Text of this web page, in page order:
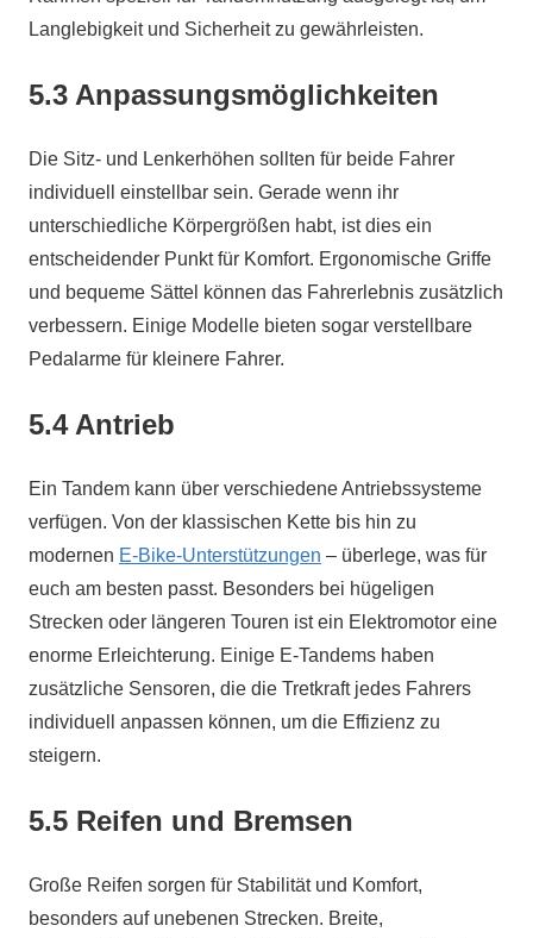
Langlebigkeit und Sicherheit zu gewährleisten.
5.3 Anpassungsmöglichkeiten
Die Sitz- und Lenkerhöhen sollten für beide Fahrer
individuell einstellbar sein. Gerade wenn ihr
unterschiedliche Körpergrößen habt, ist dies ein
entscheidender Punkt für Komfort. Ergonomische Griffe
und bequeme Sättel können das Fahrerlebnis zusätzlich
verbessern. Einige Modelle bieten sogar verstellbare
Pedalarme für kleinere Fahrer.
5.4 Antrieb
Ein Tandem kann über verschiedene Antriebssysteme
verfügen. Von der klassischen Kette bis hin zu
modernen E-Bike-Unterstützungen – überlege, was für
euch am besten passt. Besonders bei hügeligen
Strecken oder längeren Touren ist ein Elektromotor eine
enorme Erleichterung. Einige E-Tandems haben
zusätzliche Sensoren, die die Tretkraft jedes Fahrers
individuell anpassen können, um die Effizienz zu
steigern.
5.5 Reifen und Bremsen
Große Reifen sorgen für Stabilität und Komfort,
besonders auf unebenen Strecken. Breite,